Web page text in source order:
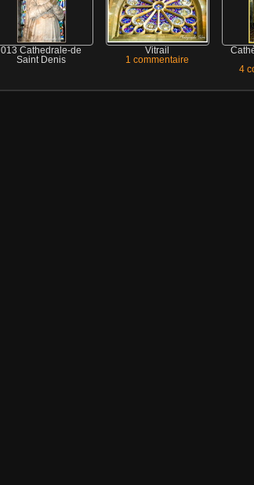
013 Cathedrale-de
Saint Denis
Vitrail
1 commentaire
4